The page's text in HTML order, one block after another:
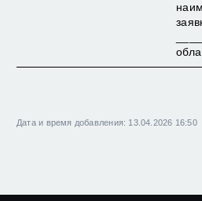
Дата и время добавления: 13.04.2026 16:50